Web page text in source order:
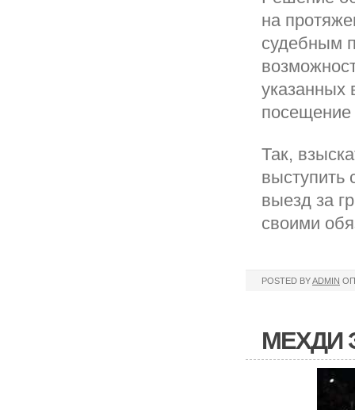
на
судебным
указанных
посещение
Так,
выступить
выезд за
своими
POSTED BYADMIN
МЕХДИ